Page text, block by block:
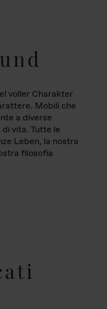
voller Charakter
Mobili che
a diverse
vita. Tutte le
Leben, la nostra
filosofia